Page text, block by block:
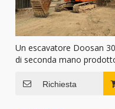
Un escavatore Doosan
di seconda mano
Richiesta